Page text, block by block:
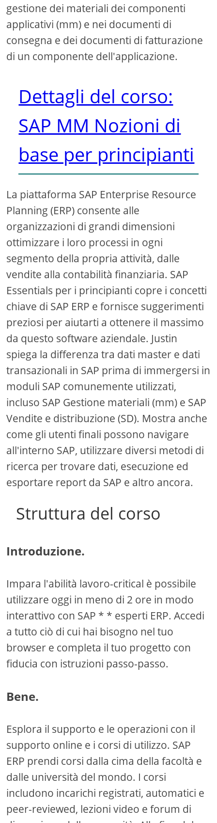
gestione dei materiali dei componenti
applicativi (mm) e nei documenti di
consegna e dei documenti di fatturazione
di un componente dell'applicazione.
Dettagli del corso:
SAP MM Nozioni di
base per principianti
La piattaforma SAP Enterprise Resource
Planning (ERP) consente alle
organizzazioni di grandi dimensioni
ottimizzare i loro processi in ogni
segmento della propria attività, dalle
vendite alla contabilità finanziaria. SAP
Essentials per i principianti copre i concetti
chiave di SAP ERP e fornisce suggerimenti
preziosi per aiutarti a ottenere il massimo
da questo software aziendale. Justin
spiega la differenza tra dati master e dati
transazionali in SAP prima di immergersi in
moduli SAP comunemente utilizzati,
incluso SAP Gestione materiali (mm) e SAP
Vendite e distribuzione (SD). Mostra anche
come gli utenti finali possono navigare
all'interno SAP, utilizzare diversi metodi di
ricerca per trovare dati, esecuzione ed
esportare report da SAP e altro ancora.
Struttura del corso
Introduzione.
Impara l'abilità lavoro-critical è possibile
utilizzare oggi in meno di 2 ore in modo
interattivo con SAP * * esperti ERP. Accedi
a tutto ciò di cui hai bisogno nel tuo
browser e completa il tuo progetto con
fiducia con istruzioni passo-passo.
Bene.
Esplora il supporto e le operazioni con il
supporto online e i corsi di utilizzo. SAP
ERP prendi corsi dalla cima della facoltà e
dalle università del mondo. I corsi
includono incarichi registrati, automatici e
peer-reviewed, lezioni video e forum di